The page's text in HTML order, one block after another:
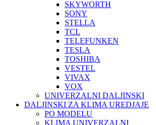
SKYWORTH
SONY
STELLA
TCL
TELEFUNKEN
TESLA
TOSHIBA
VESTEL
VIVAX
VOX
UNIVERZALNI DALJINSKI
DALJINSKI ZA KLIMA UREDJAJE
PO MODELU
KLIMA UNIVERZALNI